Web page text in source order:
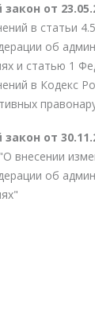
от
в статьи
об
и статью 1
в Кодекс
от
"О внесении
об